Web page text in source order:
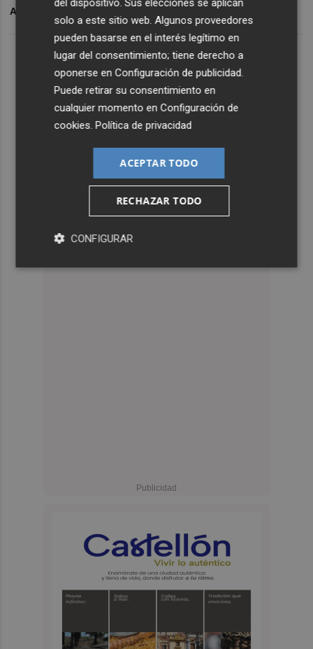
ARCHIVADO EN
del dispositivo. Sus elecciones se aplican
solo a este sitio web. Algunos proveedores
pueden basarse en el interés legítimo en
lugar del consentimiento; tiene derecho a
oponerse enConfiguración de publicidad.
Puede retirar su consentimiento en
cualquier momento enConfiguración de
cookies.Política de privacidad
ACEPTAR TODO
RECHAZAR TODO
CONFIGURAR